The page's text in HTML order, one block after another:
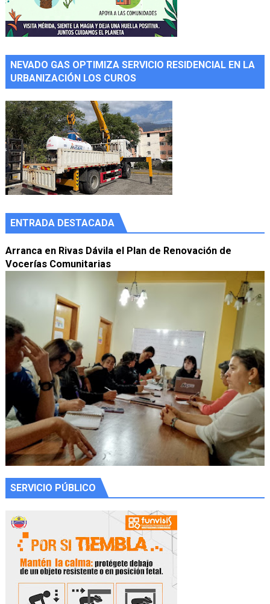
NEVADO GAS OPTIMIZA SERVICIO RESIDENCIAL EN LA
URBANIZACIÓN LOS CUROS
ENTRADA DESTACADA
Arranca en Rivas Dávila el Plan de Renovación de
Vocerías Comunitarias
SERVICIO PÚBLICO